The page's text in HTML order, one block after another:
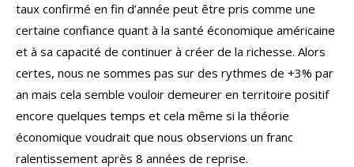
taux confirmé en fin d’année peut être pris comme une
certaine confiance quant à la santé économique américaine
et à sa capacité de continuer à créer de la richesse. Alors
certes, nous ne sommes pas sur des rythmes de +3% par
an mais cela semble vouloir demeurer en territoire positif
encore quelques temps et cela même si la théorie
économique voudrait que nous observions un franc
ralentissement après 8 années de reprise.